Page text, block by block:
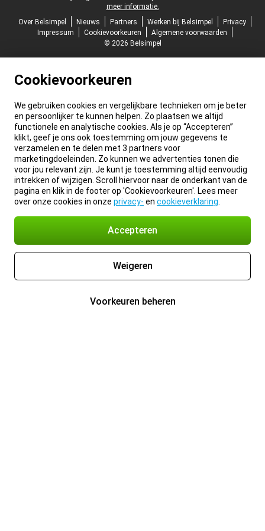
meer informatie.
Over Belsimpel
Nieuws Partners Werken bij Belsimpel
Privacy
Impressum
Cookievoorkeuren
Algemene voorwaarden
© 2026 Belsimpel
Cookievoorkeuren
We gebruiken cookies en vergelijkbare technieken om je beter
en persoonlijker te kunnen helpen. Zo plaatsen we altijd
functionele en analytische cookies. Als je op “Accepteren”
klikt, geef je ons ook toestemming om jouw gegevens te
verzamelen en te delen met 3 partners voor
marketingdoeleinden. Zo kunnen we advertenties tonen die
voor jou relevant zijn. Je kunt je toestemming altijd eenvoudig
intrekken of wijzigen. Scroll hiervoor naar de onderkant van de
pagina en klik in de footer op 'Cookievoorkeuren'. Lees meer
over onze cookies in onze privacy- en cookieverklaring
Accepteren
Weigeren
Voorkeuren beheren